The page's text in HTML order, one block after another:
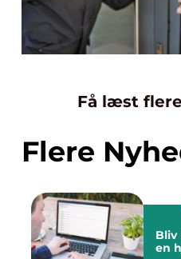
Få læst
Flere
Bliv
en